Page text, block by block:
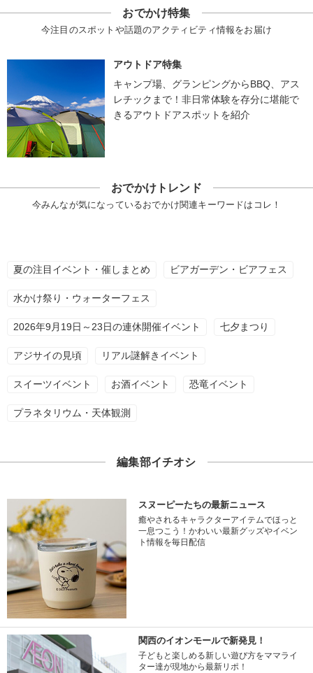
おでかけ特集
今注目のスポットや話題のアクティビティ情報をお届け
アウトドア特集
キャンプ場、グランピングからBBQ、アス
レチックまで！非日常体験を存分に堪能で
きるアウトドアスポットを紹介
おでかけトレンド
今みんなが気になっているおでかけ関連キーワードはコレ！
夏の注目イベント・催しまとめ ビアガーデン・ビアフェス
水かけ祭り・ウォーターフェス
2026年9月19日～23日の連休開催イベント 七夕まつり
アジサイの見頃 リアル謎解きイベント
スイーツイベント お酒イベント 恐竜イベント
プラネタリウム・天体観測
編集部イチオシ
スヌーピーたちの最新ニュース
癒やされるキャラクターアイテムでほっと
一息つこう！かわいい最新グッズやイベン
ト情報を毎日配信
関西のイオンモールで新発見！
子どもと楽しめる新しい遊び方をママライ
ター達が現地から最新リポ！